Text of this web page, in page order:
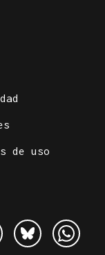
de uso